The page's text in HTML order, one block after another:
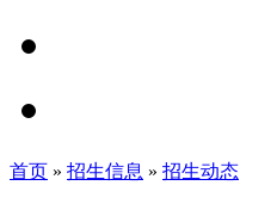
首页 » 招生信息 » 招生动态